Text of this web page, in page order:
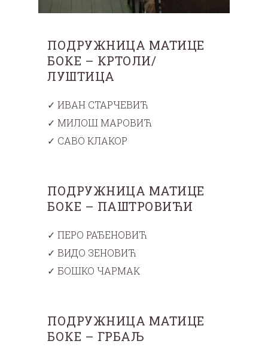
ПОДРУЖНИЦА МАТИЦЕ
БОКЕ – КРТОЛИ/
ЛУШТИЦА
✓ ИВАН СТАРЧЕВИЋ
✓ МИЛОШ МАРОВИЋ
✓ САВО КЛАКОР
ПОДРУЖНИЦА МАТИЦЕ
БОКЕ – ПАШТРОВИЋИ
✓ ПЕРО РАЂЕНОВИЋ
✓ ВИДО ЗЕНОВИЋ
✓ БОШКО ЧАРМАК
ПОДРУЖНИЦА МАТИЦЕ
БОКЕ – ГРБАЉ